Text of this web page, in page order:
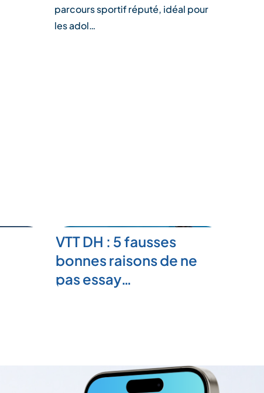
parcours sportif réputé, idéal pour
les adol…
VTT DH : 5 fausses
bonnes raisons de ne
pas essay…